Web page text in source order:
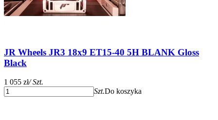
JR Wheels JR3 18x9 ET15-40 5H BLANK Gloss
Black
1 055 zł/ Szt.
Szt.Do koszyka